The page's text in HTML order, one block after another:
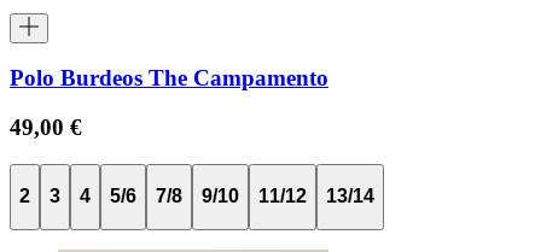
Polo Burdeos The Campamento
49,00 €
2 3 4 5/6 7/8 9/10 11/12 13/14